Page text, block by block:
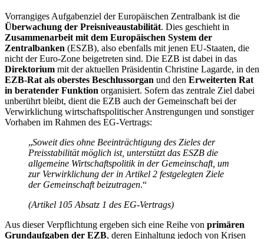
Vorrangiges Aufgabenziel der Europäischen Zentralbank ist die
Überwachung der Preisniveaustabilität. Dies geschieht in
Zusammenarbeit mit dem Europäischen System der
Zentralbanken (ESZB), also ebenfalls mit jenen EU-Staaten, die
nicht der Euro-Zone beigetreten sind. Die EZB ist dabei in das
Direktorium mit der aktuellen Präsidentin Christine Lagarde, in den
EZB-Rat als oberstes Beschlussorgan und den Erweiterten Rat
in beratender Funktion organisiert. Sofern das zentrale Ziel dabei
unberührt bleibt, dient die EZB auch der Gemeinschaft bei der
Verwirklichung wirtschaftspolitischer Anstrengungen und sonstiger
Vorhaben im Rahmen des EG-Vertrags:
„Soweit dies ohne Beeinträchtigung des Zieles der
Preisstabilität möglich ist, unterstützt das ESZB die
allgemeine Wirtschaftspolitik in der Gemeinschaft, um
zur Verwirklichung der in Artikel 2 festgelegten Ziele
der Gemeinschaft beizutragen.“
(Artikel 105 Absatz 1 des EG-Vertrags)
Aus dieser Verpflichtung ergeben sich eine Reihe von primären
Grundaufgaben der EZB, deren Einhaltung jedoch von Krisen